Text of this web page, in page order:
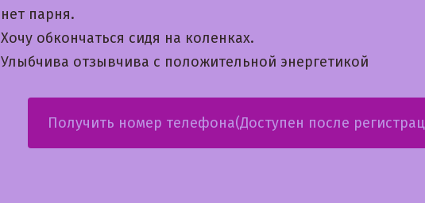
нет парня.
Хочу обкончаться сидя на коленках.
Улыбчива отзывчива с положительной энергетикой
Получить номер телефона(Доступен после